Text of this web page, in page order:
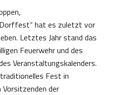
hat es zuletzt vor
Letztes Jahr stand das
Feuerwehr und des
Veranstaltungskalenders.
Fest in
Vorsitzenden der